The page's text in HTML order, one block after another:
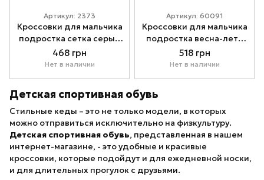
Артикул: 2373
Кроссовки для мальчика
подростка сетка серые
41
468 грн
Нет в наличии
Артикул: 60091
Кроссовки для мальчика
подростка весна-лето
черные 36-41
518 грн
Нет в наличии
Детская спортивная обувь
Стильные кеды – это не только модели, в которых
можно отправиться исключительно на физкультуру.
Детская спортивная обувь, представленная в нашем
интернет-магазине, - это удобные и красивые
кроссовки, которые подойдут и для ежедневной носки,
и для длительных прогулок с друзьями.